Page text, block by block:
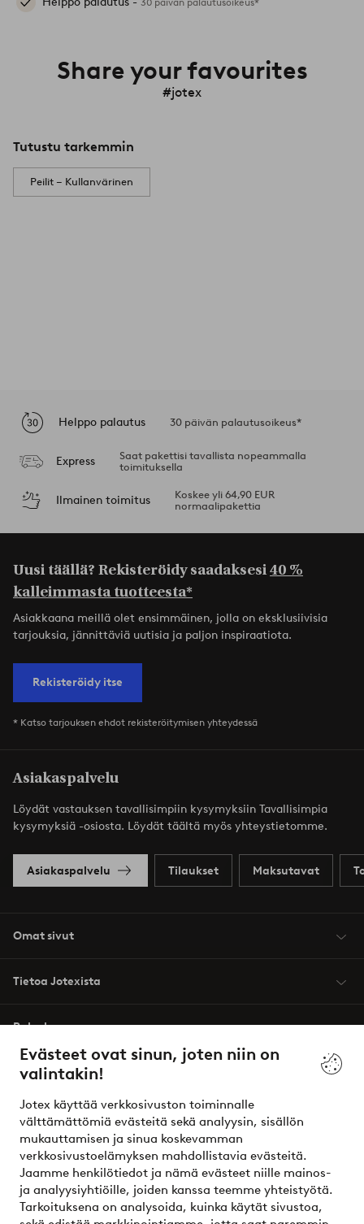
Evästeet ovat sinun, joten niin on
valintakin!
Jotex käyttää verkkosivuston toiminnalle
välttämättömiä evästeitä sekä analyysin, sisällön
mukauttamisen ja sinua koskevamman
verkkosivustoelämyksen mahdollistavia evästeitä.
Jaamme henkilötiedot ja nämä evästeet niille mainos-
ja analyysiyhtiöille, joiden kanssa teemme yhteistyötä.
Tarkoituksena on analysoida, kuinka käytät sivustoa,
Share your favourites
#jotex
Tutustu tarkemmin
Peilit – Kullanvärinen
Helppo palautus 30 päivän palautusoikeus*
Express
Saat pakettisi tavallista nopeammalla
toimituksella
Ilmainen toimitus
Koskee yli 64,90 EUR
normaalipakettia
Uusi täällä? Rekisteröidy saadaksesi40 %
kalleimmasta tuotteesta*
Asiakkaana meillä olet ensimmäinen, jolla on eksklusiivisia
tarjouksia, jännittäviä uutisia ja paljon inspiraatiota.
Rekisteröidy itse
* Katso tarjouksen ehdot rekisteröitymisen yhteydessä
Asiakaspalvelu
Löydät vastauksen tavallisimpiin kysymyksiin Tavallisimpia
kysymyksiä -osiosta. Löydät täältä myös yhteystietomme.
Asiakaspalvelu Tilaukset Maksutavat
Omat sivut
Tietoa Jotexista
Palvelumme
Ehdot
Ystävät
Turvalliset maksut – maksa nyt tai erissä
Haluatko tietää lisää maksuvaihtoehdoistamme?